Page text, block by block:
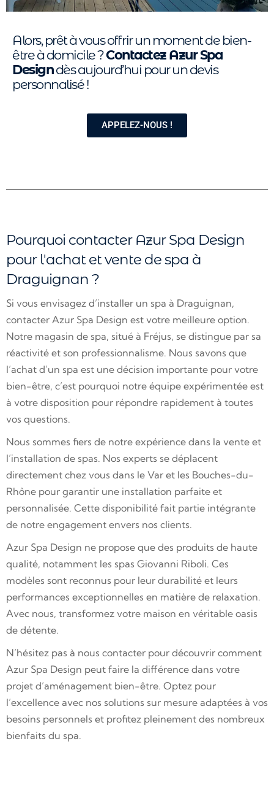
Alors, prêt à vous offrir un moment de bien-
être à domicile ?Contactez Azur Spa
Designdès aujourd’hui pour un devis
personnalisé !
APPELEZ-NOUS !
Pourquoi contacter Azur Spa Design
pour l'achat et vente de spa à
Draguignan ?
Si vous envisagez d’installer un spa à Draguignan,
contacter Azur Spa Design est votre meilleure option.
Notre magasin de spa, situé à Fréjus, se distingue par sa
réactivité et son professionnalisme. Nous savons que
l’achat d’un spa est une décision importante pour votre
bien-être, c’est pourquoi notre équipe expérimentée est
à votre disposition pour répondre rapidement à toutes
vos questions.
Nous sommes fiers de notre expérience dans la vente et
l’installation de spas. Nos experts se déplacent
directement chez vous dans le Var et les Bouches-du-
Rhône pour garantir une installation parfaite et
personnalisée. Cette disponibilité fait partie intégrante
de notre engagement envers nos clients.
Azur Spa Design ne propose que des produits de haute
qualité, notamment les spas Giovanni Riboli. Ces
modèles sont reconnus pour leur durabilité et leurs
performances exceptionnelles en matière de relaxation.
Avec nous, transformez votre maison en véritable oasis
de détente.
N’hésitez pas à nous contacter pour découvrir comment
Azur Spa Design peut faire la différence dans votre
projet d’aménagement bien-être. Optez pour
l’excellence avec nos solutions sur mesure adaptées à vos
besoins personnels et profitez pleinement des nombreux
bienfaits du spa.